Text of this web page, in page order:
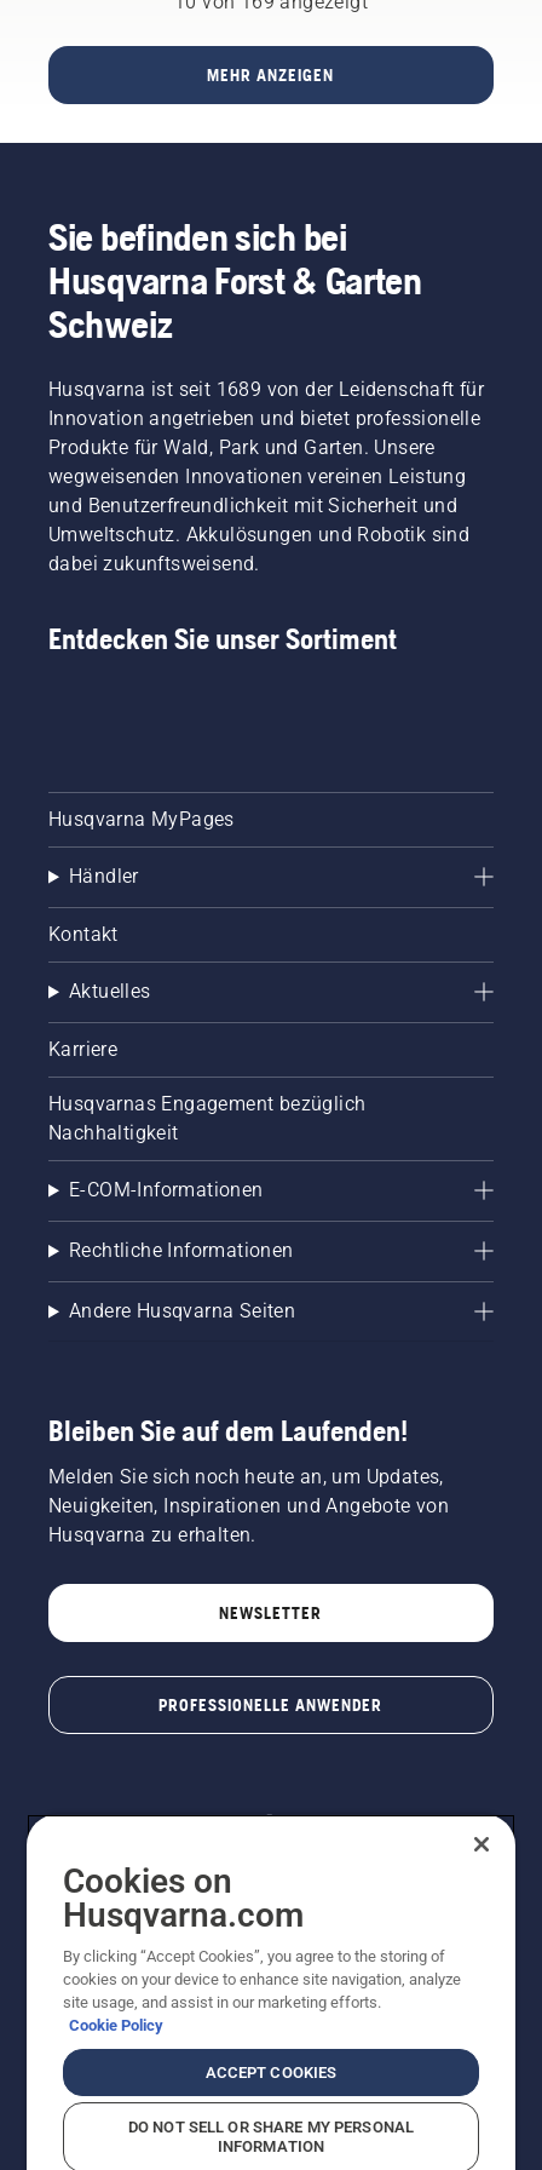
Geofence
für einen
Husqvarna
und dem
auf die
Profis
zählen –
Husqvarna
Automower®-
Mährobotern®
MEHR ANZEIGEN
Sie befinden sich bei
Husqvarna Forst & Garten
Schweiz
Husqvarna ist seit 1689 von der Leidenschaft für
Innovation angetrieben und bietet professionelle
Produkte für Wald, Park und Garten. Unsere
wegweisenden Innovationen vereinen Leistung
und Benutzerfreundlichkeit mit Sicherheit und
Umweltschutz. Akkulösungen und Robotik sind
dabei zukunftsweisend.
Entdecken Sie unser Sortiment
Husqvarna MyPages
Händler
Kontakt
Aktuelles
Karriere
Husqvarnas Engagement bezüglich
Nachhaltigkeit
E-COM-Informationen
Rechtliche Informationen
Andere Husqvarna Seiten
Bleiben Sie auf dem Laufenden!
Melden Sie sich noch heute an, um Updates,
Neuigkeiten, Inspirationen und Angebote von
Husqvarna zu erhalten.
NEWSLETTER
PROFESSIONELLE ANWENDER
© Husqvarna® AB (publ). Alle Rechte vorbehalten. Die
Preisangaben sind unverbindliche Preisempfehlungen
von Husqvarna Schweiz AG an den teilnehmenden
Fachhandel, Preise in CHF inklusive 8,1% MWST und
unverbindliche Preisempfehlungen (inkl. MwSt), es sei
denn sie sind für den direkten Kauf verfügbar.
Cookie-RichtlinieNutzungsbedingungen Datenschutzerklärung
Vermutete Verstöße melden
Cookies on
Husqvarna.com
By clicking “Accept Cookies”, you agree to the storing of
cookies on your device to enhance site navigation, analyze
site usage, and assist in our marketing efforts.
Cookie Policy
ACCEPT COOKIES
DO NOT SELL OR SHARE MY PERSONAL
INFORMATION